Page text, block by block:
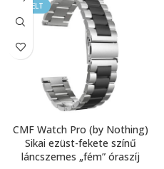
KIEMELT
CMF Watch Pro (by Nothing)
Sikai ezüst-fekete színű
láncszemes „fém” óraszíj